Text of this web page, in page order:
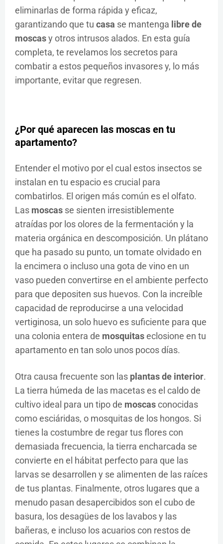
eliminarlas de forma rápida y eficaz,
garantizando que tu casa se mantenga libre de
moscasy otros intrusos alados. En esta guía
completa, te revelamos los secretos para
combatir a estos pequeños invasores y, lo más
importante, evitar que regresen.
¿Por qué aparecen las moscas en tu
apartamento?
Entender el motivo por el cual estos insectos se
instalan en tu espacio es crucial para
combatirlos. El origen más común es el olfato.
Las moscas se sienten irresistiblemente
atraídas por los olores de la fermentación y la
materia orgánica en descomposición. Un plátano
que ha pasado su punto, un tomate olvidado en
la encimera o incluso una gota de vino en un
vaso pueden convertirse en el ambiente perfecto
para que depositen sus huevos. Con la increíble
capacidad de reproducirse a una velocidad
vertiginosa, un solo huevo es suficiente para que
una colonia entera de mosquitaseclosione en tu
apartamento en tan solo unos pocos días.
Otra causa frecuente son las plantas de interior.
La tierra húmeda de las macetas es el caldo de
cultivo ideal para un tipo de moscasconocidas
como esciáridas, o mosquitas de los hongos. Si
tienes la costumbre de regar tus flores con
demasiada frecuencia, la tierra encharcada se
convierte en el hábitat perfecto para que las
larvas se desarrollen y se alimenten de las raíces
de tus plantas. Finalmente, otros lugares que a
menudo pasan desapercibidos son el cubo de
basura, los desagües de los lavabos y las
bañeras, e incluso los acuarios con restos de